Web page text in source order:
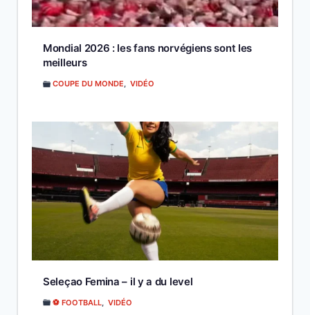
Mondial 2026 : les fans norvégiens sont les
meilleurs
COUPE DU MONDE, VIDÉO
Seleçao Femina – il y a du level
⚽ FOOTBALL VIDÉO